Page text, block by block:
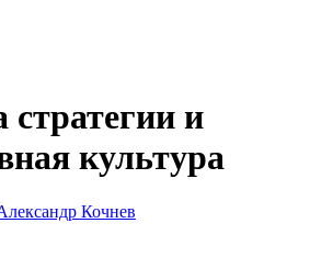
стратегии и
культура
Кочнев